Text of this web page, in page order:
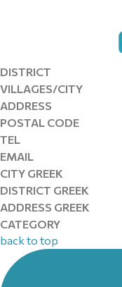
DISTRICT
VILLAGES/CITY
ADDRESS
POSTAL CODE
TEL
EMAIL
CITY GREEK
DISTRICT GREEK
ADDRESS GREEK
CATEGORY
back to top